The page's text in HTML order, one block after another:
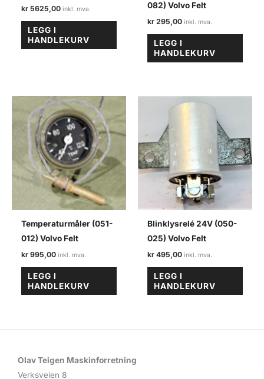
kr 5625,00
LEGG I
HANDLEKURV
082) Volvo Felt
kr 295,00
LEGG I
HANDLEKURV
Temperaturmåler (051-
012) Volvo Felt
kr 995,00
LEGG I
HANDLEKURV
Blinklysrelé 24V (050-
025) Volvo Felt
kr 495,00
LEGG I
HANDLEKURV
Olav Teigen Maskinforretning
Verksveien 8